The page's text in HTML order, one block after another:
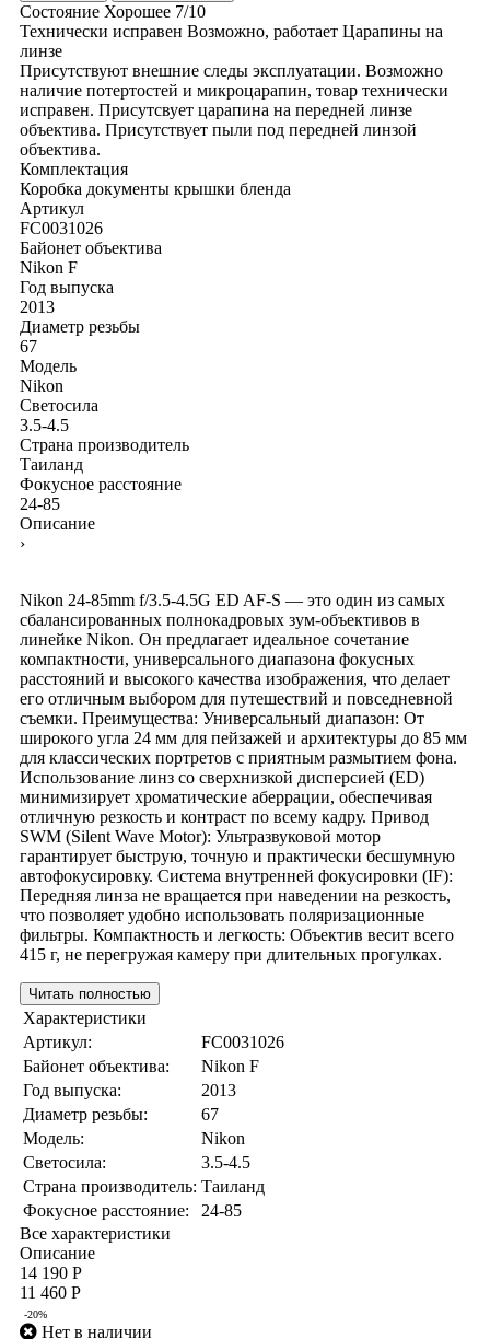
Состояние Хорошее 7/10
Технически исправен Возможно, работает Царапины на
линзе
Присутствуют внешние следы эксплуатации. Возможно
наличие потертостей и микроцарапин, товар технически
исправен. Присутсвует царапина на передней линзе
объектива. Присутствует пыли под передней линзой
объектива.
Комплектация
Коробка документы крышки бленда
Артикул
FC0031026
Байонет объектива
Nikon F
Год выпуска
2013
Диаметр резьбы
67
Модель
Nikon
Светосила
3.5-4.5
Страна производитель
Таиланд
Фокусное расстояние
24-85
Описание
›
Nikon 24-85mm f/3.5-4.5G ED AF-S — это один из самых
сбалансированных полнокадровых зум-объективов в
линейке Nikon. Он предлагает идеальное сочетание
компактности, универсального диапазона фокусных
расстояний и высокого качества изображения, что делает
его отличным выбором для путешествий и повседневной
съемки. Преимущества: Универсальный диапазон: От
широкого угла 24 мм для пейзажей и архитектуры до 85 мм
для классических портретов с приятным размытием фона.
Использование линз со сверхнизкой дисперсией (ED)
минимизирует хроматические аберрации, обеспечивая
отличную резкость и контраст по всему кадру. Привод
SWM (Silent Wave Motor): Ультразвуковой мотор
гарантирует быструю, точную и практически бесшумную
автофокусировку. Система внутренней фокусировки (IF):
Передняя линза не вращается при наведении на резкость,
что позволяет удобно использовать поляризационные
фильтры. Компактность и легкость: Объектив весит всего
415 г, не перегружая камеру при длительных прогулках.
Читать полностью
Характеристики
Артикул:
FC0031026
Байонет объектива:
Nikon F
Год выпуска:
2013
Диаметр резьбы:
67
Модель:
Nikon
Светосила:
3.5-4.5
Страна производитель: Таиланд
Фокусное расстояние:
24-85
Все характеристики
Описание
14 190 Р
11 460 Р
-20%
Нет в наличии